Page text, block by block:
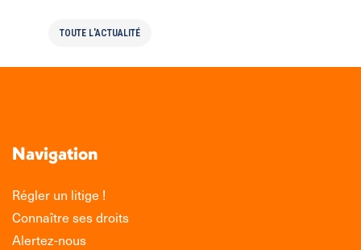
TOUTE L'ACTUALITÉ
Navigation
Régler un litige !
Connaître ses droits
Alertez-nous